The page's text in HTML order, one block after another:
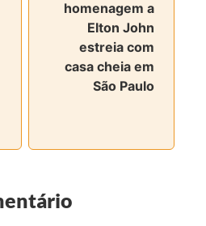
homenagem a
Elton John
estreia com
casa cheia em
São Paulo